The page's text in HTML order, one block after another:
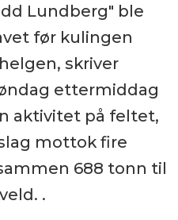
Lundberg" ble
før kulingen
skriver
ettermiddag
aktivitet på feltet,
mottok fire
688 tonn til
.